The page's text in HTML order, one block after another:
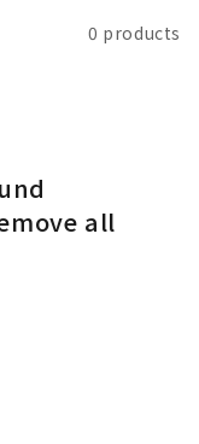
0 products
all